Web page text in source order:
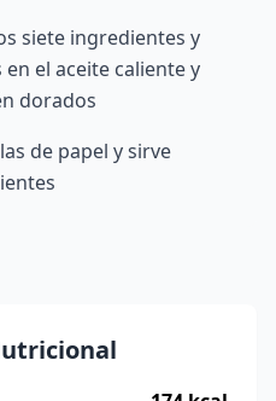
siete ingredientes y
el aceite caliente y
dorados
de papel y sirve